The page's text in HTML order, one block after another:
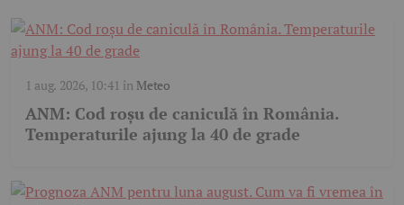
1 aug. 2026, 10:41 în Meteo
ANM: Cod roșu de caniculă în România.
Temperaturile ajung la 40 de grade